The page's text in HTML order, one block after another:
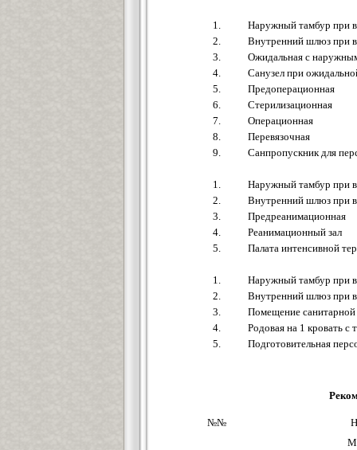
1.
Наружный тамбур при
2.
Внутренний шлюз при
3.
Ожидальная с
4.
Санузел при
5.
Предоперационная
6.
Стерилизационная
7.
Операционная
8.
Перевязочная
9.
Санпропускник для
1.
Наружный тамбур при
2.
Внутренний шлюз при
3.
Предреанимационная
4.
Реанимационный зал
5.
Палата интенсивной
1.
Наружный тамбур при
2.
Внутренний шлюз при
3.
Помещение
4.
Родовая на 1 кровать с
5.
Подготовительная
№№